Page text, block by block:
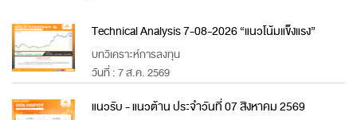
Technical Analysis 7-08-2026 “แนวโน้มแข็งแรง”
บทวิเคราะห์การลงทุน
วันที่ : 7 ส.ค. 2569
แนวรับ - แนวต้าน ประจำวันที่ 07 สิงหาคม 2569